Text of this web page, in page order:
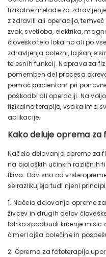
fizikalne metode za
z zdravili ali operacijo,
zvok, svetloba, elektrika,
človeško telo lokalno ali po
zdravljenja bolezni, lajšanje
telesnih funkcij. Naprava za
pomemben del procesa
pomoč pacientom pri
poškodbi ali operaciji. Na
fizikalno terapijo, vsaka ima
aplikacije.
Kako deluje oprema za
Načelo delovanja opreme za
na bioloških učinkih različnih
tkiva. Odvisno od vrste
se razlikujejo tudi njeni
1. Načelo delovanja opreme
živcev in drugih delov
lahko spodbudi krčenje mišic
čimer lajša bolečine in
2. Oprema za fototerapijo